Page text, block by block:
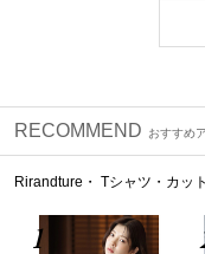
RECOMMEND おすすめ
Rirandture・ Tシャツ・カッ
1